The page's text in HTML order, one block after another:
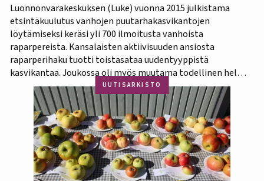
Luonnonvarakeskuksen (Luke) vuonna 2015 julkistama
etsintäkuulutus vanhojen puutarhakasvikantojen
löytämiseksi keräsi yli 700 ilmoitusta vanhoista
raparpereista. Kansalaisten aktiivisuuden ansiosta
raparperihaku tuotti toistasataa uudentyyppistä
kasvikantaa. Joukossa oli myös muutama todellinen helmi.
Koko aineistosta jatkotutkimuksiin pääsi 375 kasvia, joista
60 prosenttia osoittautui vihreä-punavartiseksi Victoria-
lajikkeeksi. Raparperitutkimus dokumentoitiin vaihe
vaiheelta elokuvaksi ”Raparperin kadonneita geenejä
etsimässä”. Elokuvan ensiesitys ja tutkimustulosten
julkistus…
UUTISARKISTO